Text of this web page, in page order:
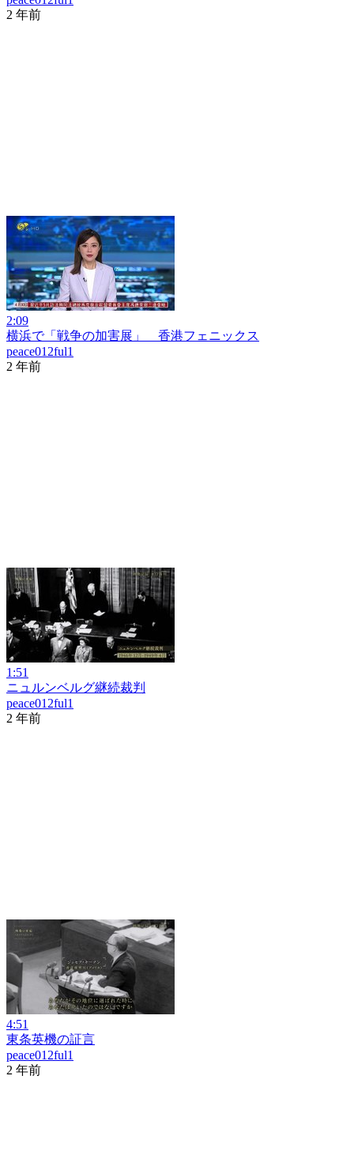
2 年前
2:09
横浜で「戦争の加害展」 香港フェニックス
peace012ful1
2 年前
1:51
ニュルンベルグ継続裁判
peace012ful1
2 年前
4:51
東条英機の証言
peace012ful1
2 年前